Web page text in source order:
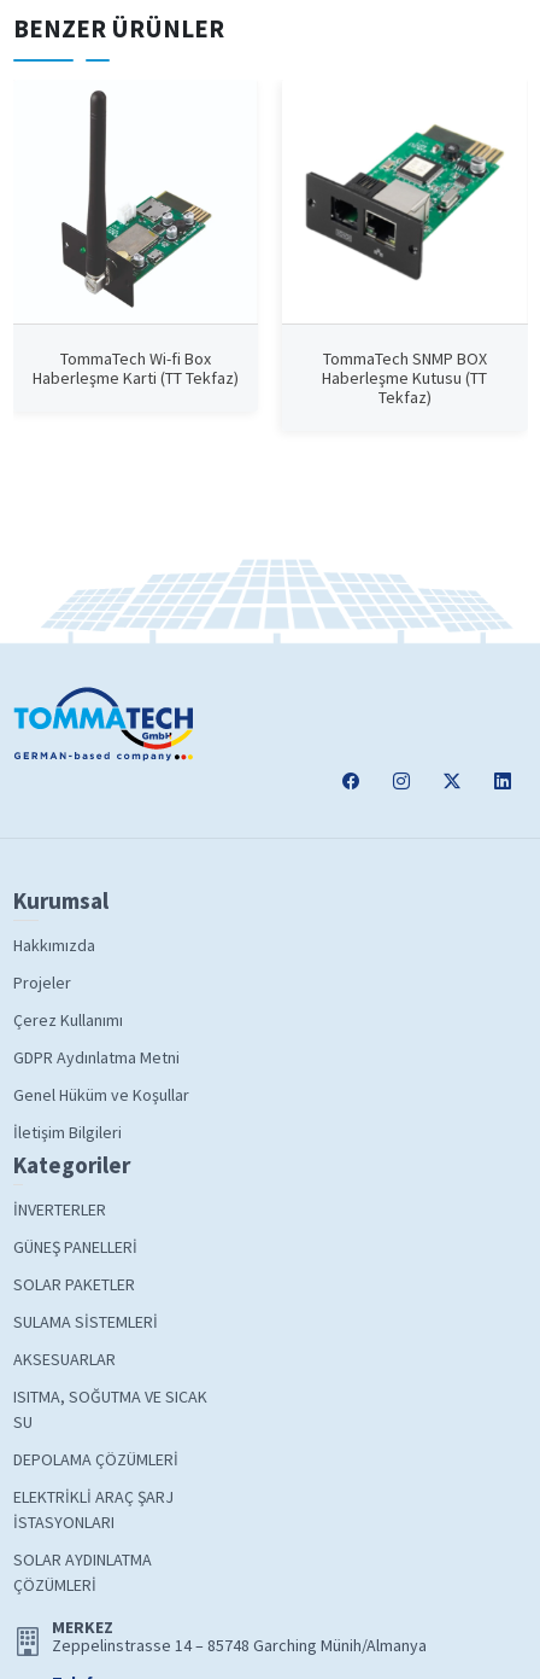
BENZER ÜRÜNLER
TommaTech Wi-fi Box
Haberleşme Karti (TT Tekfaz)
TommaTech SNMP BOX
Haberleşme Kutusu (TT
Tekfaz)
Kurumsal
Hakkımızda
Projeler
Çerez Kullanımı
GDPR Aydınlatma Metni
Genel Hüküm ve Koşullar
İletişim Bilgileri
Kategoriler
İNVERTERLER
GÜNEŞ PANELLERİ
SOLAR PAKETLER
SULAMA SİSTEMLERİ
AKSESUARLAR
ISITMA, SOĞUTMA VE SICAK
SU
DEPOLAMA ÇÖZÜMLERİ
ELEKTRİKLİ ARAÇ ŞARJ
İSTASYONLARI
SOLAR AYDINLATMA
ÇÖZÜMLERİ
MERKEZ
Zeppelinstrasse 14 – 85748 Garching Münih/Almanya